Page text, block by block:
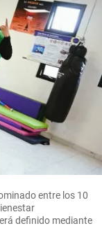
entre los 10
definido mediante